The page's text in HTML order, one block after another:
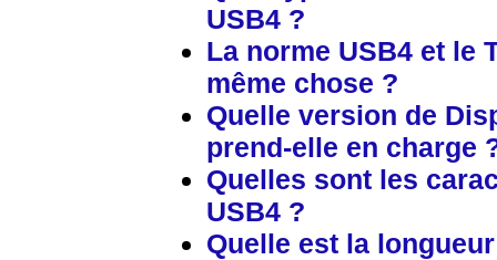
USB4 ?
La norme USB4 et le
même chose ?
Quelle version de
prend-elle en charge
Quelles sont les
USB4 ?
Quelle est la